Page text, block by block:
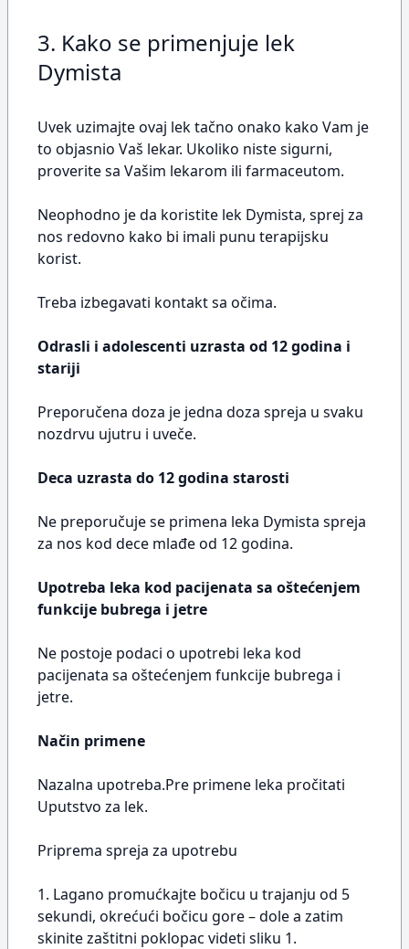
3. Kako se primenjuje lek
Dymista
Uvek uzimajte ovaj lek tačno onako kako Vam je
to objasnio Vaš lekar. Ukoliko niste sigurni,
proverite sa Vašim lekarom ili farmaceutom.
Neophodno je da koristite lek Dymista, sprej za
nos redovno kako bi imali punu terapijsku
korist.
Treba izbegavati kontakt sa očima.
Odrasli i adolescenti uzrasta od 12 godina i
stariji
Preporučena doza je jedna doza spreja u svaku
nozdrvu ujutru i uveče.
Deca uzrasta do 12 godina starosti
Ne preporučuje se primena leka Dymista spreja
za nos kod dece mlađe od 12 godina.
Upotreba leka kod pacijenata sa oštećenjem
funkcije bubrega i jetre
Ne postoje podaci o upotrebi leka kod
pacijenata sa oštećenjem funkcije bubrega i
jetre.
Način primene
Nazalna upotreba.Pre primene leka pročitati
Uputstvo za lek.
Priprema spreja za upotrebu
1. Lagano promućkajte bočicu u trajanju od 5
sekundi, okrećući bočicu gore – dole a zatim
skinite zaštitni poklopac videti sliku 1.